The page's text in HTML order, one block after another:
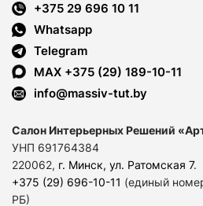
+375 29 696 10 11
Whatsapp
Telegram
MAX +375 (29) 189-10-11
info@massiv-tut.by
Салон Интерьерных Решений
УНП 691764384
220062, г. Минск, ул. Ратомская 7.
+375 (29) 696-10-11 (единый
РБ)